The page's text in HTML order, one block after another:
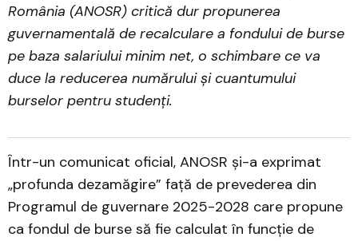
România (ANOSR) critică dur propunerea
guvernamentală de recalculare a fondului de burse
pe baza salariului minim net, o schimbare ce va
duce la reducerea numărului și cuantumului
burselor pentru studenți.
Într-un comunicat oficial, ANOSR și-a exprimat
„profunda dezamăgire” față de prevederea din
Programul de guvernare 2025-2028 care propune
ca fondul de burse să fie calculat în funcție de